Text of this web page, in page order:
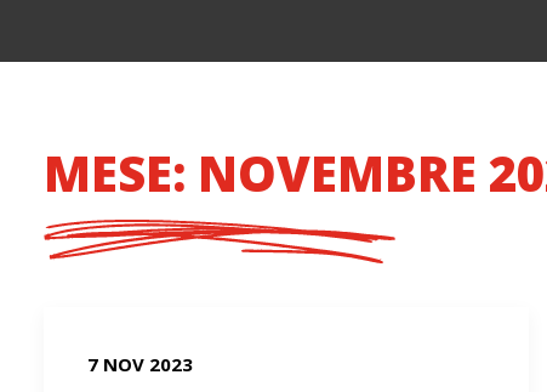
MESE: NOVEMBRE
7 NOV 2023